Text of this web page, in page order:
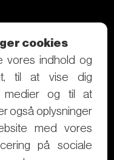
cookies
vores indhold og
til at vise dig
medier og til at
også oplysninger
med vores
på sociale